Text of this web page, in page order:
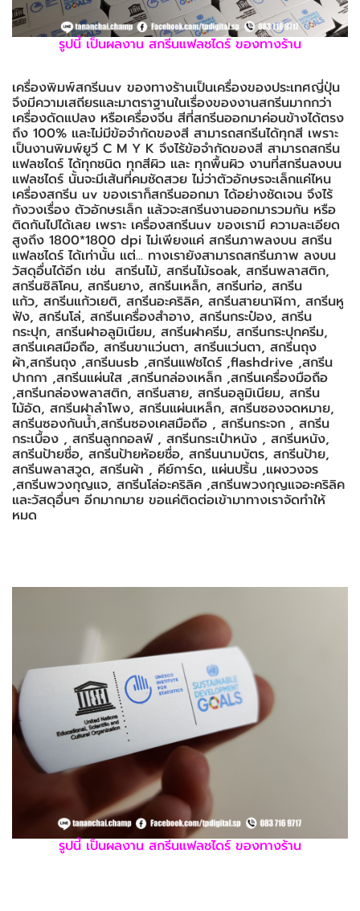
รูปนี้ เป็นผลงาน สกรีนแฟลชไดร์ ของทางร้าน
เครื่องพิมพ์สกรีนuv ของทางร้านเป็นเครื่องของประเทศญี่ปุ่น
จึงมีความเสถียรและมาตราฐานในเรื่องของงานสกรีนมากกว่า
เครื่องดัดแปลง หรือเครื่องจีน สีที่สกรีนออกมาค่อนข้างได้ตรง
ถึง 100% และไม่มีข้อจำกัดของสี สามารถสกรีนได้ทุกสี เพราะ
เป็นงานพิมพ์ยูวี C M Y K จึงไร้ข้อจำกัดของสี สามารถสกรีน
แฟลชไดร์ ได้ทุกชนิด ทุกสีผิว และ ทุกพื้นผิว งานที่สกรีนลงบน
แฟลชไดร์ นั้นจะมีเส้นที่คมชัดสวย ไม่ว่าตัวอักษรจะเล็กแค่ไหน
เครื่องสกรีน uv ของเราก็สกรีนออกมา ได้อย่างชัดเจน จึงไร้
กังวงเรื่อง ตัวอักษรเล็ก แล้วจะสกรีนงานออกมารวมกัน หรือ
ติดกันไปได้เลย เพราะ เครื่องสกรีนuv ของเรามี ความละเอียด
สูงถึง 1800*1800 dpi ไม่เพียงแค่ สกรีนภาพลงบน สกรีน
แฟลชไดร์ ได้เท่านั้น แต่... ทางเรายังสามารถสกรีนภาพ ลงบน
วัสดุอื่นได้อีก เช่น สกรีนไม้, สกรีนไม้soak, สกรีนพลาสติก,
สกรีนซิลิโคน, สกรีนยาง, สกรีนเหล็ก, สกรีนท่อ, สกรีน
แก้ว, สกรีนแก้วเยติ, สกรีนอะคริลิค, สกรีนสายนาฬิกา, สกรีนหู
ฟัง, สกรีนโล่, สกรีนเครื่องสำอาง, สกรีนกระป๋อง, สกรีน
กระปุก, สกรีนฝาอลูมิเนียม, สกรีนฝาครีม, สกรีนกระปุกครีม,
สกรีนเคสมือถือ, สกรีนขาแว่นตา, สกรีนแว่นตา, สกรีนถุง
ผ้า,สกรีนถุง ,สกรีนusb ,สกรีนแฟชไดร์ ,flashdrive ,สกรีน
ปากกา ,สกรีนแผ่นใส ,สกรีนกล่องเหล็ก ,สกรีนเครื่องมือถือ
,สกรีนกล่องพลาสติก, สกรีนสาย, สกรีนอลูมิเนียม, สกรีน
ไม้อัด, สกรีนฝาลำโพง, สกรีนแผ่นเหล็ก, สกรีนซองจดหมาย,
สกรีนซองกันน้ำ,สกรีนซองเคสมือถือ , สกรีนกระจก , สกรีน
กระเบื้อง , สกรีนลูกกอลฟ์ , สกรีนกระเป๋าหนัง , สกรีนหนัง,
สกรีนป้ายชื่อ, สกรีนป้ายห้อยชื่อ, สกรีนนามบัตร, สกรีนป้าย,
สกรีนพลาสวูด, สกรีนผ้า , คีย์การ์ด, แผ่นปริ้น ,แผงวงจร
,สกรีนพวงกุญแจ, สกรีนโล่อะคริลิค ,สกรีนพวงกุญแจอะคริลิค
และวัสดุอื่นๆ อีกมากมาย ขอแค่ติดต่อเข้ามาทางเราจัดทำให้
หมด
รูปนี้ เป็นผลงาน สกรีนแฟลชไดร์ ของทางร้าน